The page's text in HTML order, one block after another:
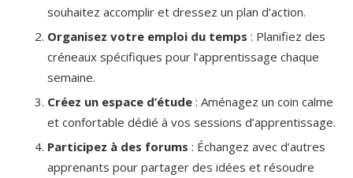
souhaitez accomplir et dressez un plan d’action.
Organisez votre emploi du temps : Planifiez des
créneaux spécifiques pour l’apprentissage chaque
semaine.
Créez un espace d’étude : Aménagez un coin calme
et confortable dédié à vos sessions d’apprentissage.
Participez à des forums : Échangez avec d’autres
apprenants pour partager des idées et résoudre